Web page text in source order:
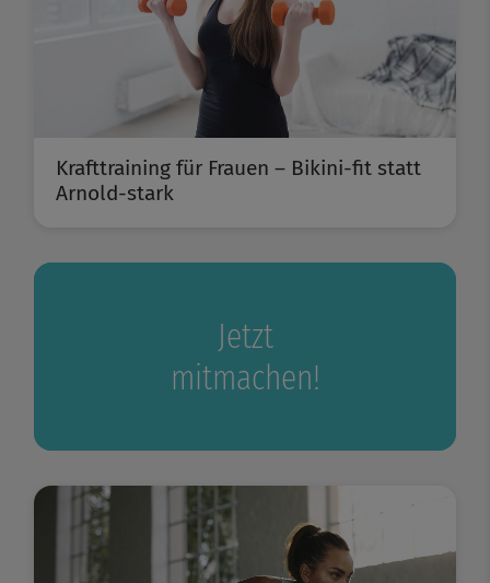
Krafttraining für Frauen – Bikini-fit statt
Arnold-stark
Jetzt
mitmachen!